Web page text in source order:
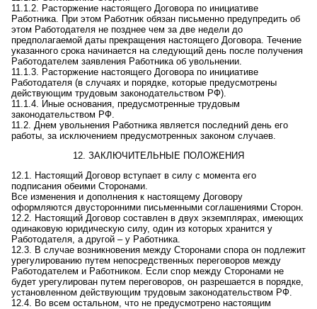
11.1.2. Расторжение настоящего Договора по инициативе
Работника. При этом Работник обязан письменно предупредить об
этом Работодателя не позднее чем за две недели до
предполагаемой даты прекращения настоящего Договора. Течение
указанного срока начинается на следующий день после получения
Работодателем заявления Работника об увольнении.
11.1.3. Расторжение настоящего Договора по инициативе
Работодателя (в случаях и порядке, которые предусмотрены
действующим трудовым законодательством РФ).
11.1.4. Иные основания, предусмотренные трудовым
законодательством РФ.
11.2. Днем увольнения Работника является последний день его
работы, за исключением предусмотренных законом случаев.
12. ЗАКЛЮЧИТЕЛЬНЫЕ ПОЛОЖЕНИЯ
12.1. Настоящий Договор вступает в силу с момента его
подписания обеими Сторонами.
Все изменения и дополнения к настоящему Договору
оформляются двусторонними письменными соглашениями Сторон.
12.2. Настоящий Договор составлен в двух экземплярах, имеющих
одинаковую юридическую силу, один из которых хранится у
Работодателя, а другой – у Работника.
12.3. В случае возникновения между Сторонами спора он подлежит
урегулированию путем непосредственных переговоров между
Работодателем и Работником. Если спор между Сторонами не
будет урегулирован путем переговоров, он разрешается в порядке,
установленном действующим трудовым законодательством РФ.
12.4. Во всем остальном, что не предусмотрено настоящим